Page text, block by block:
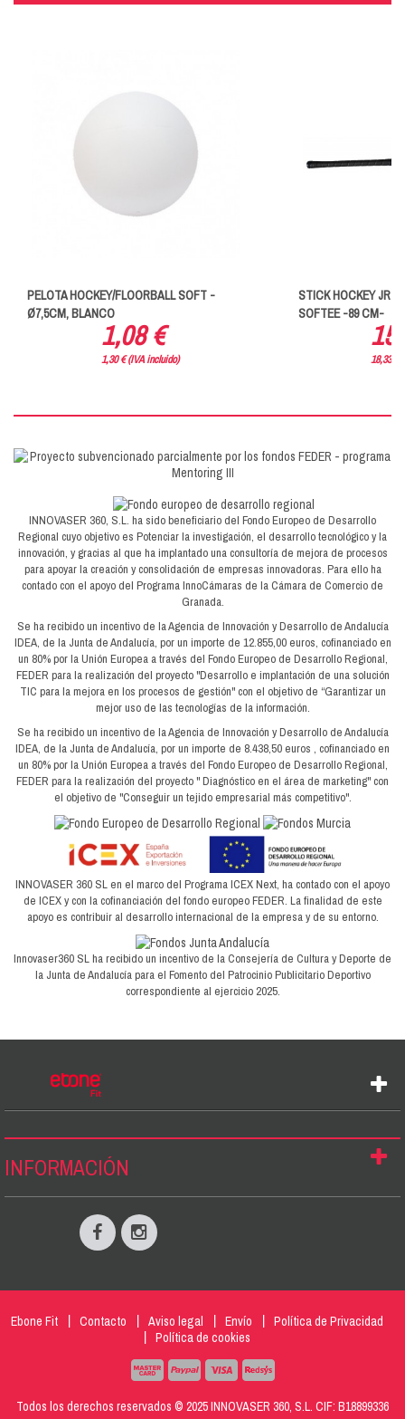
PELOTA HOCKEY/FLOORBALL SOFT -
Ø7,5CM, BLANCO
1,08 €
1,30 € (IVA incluido)
STICK HOCKEY JR
SOFTEE -89 CM-
18,33 €
INNOVASER 360, S.L. ha sido beneficiario del Fondo Europeo de Desarrollo
Regional cuyo objetivo es Potenciar la investigación, el desarrollo tecnológico y la
innovación, y gracias al que ha implantado una consultoría de mejora de procesos
para apoyar la creación y consolidación de empresas innovadoras. Para ello ha
contado con el apoyo del Programa InnoCámaras de la Cámara de Comercio de
Granada.
Se ha recibido un incentivo de la Agencia de Innovación y Desarrollo de Andalucía
IDEA, de la Junta de Andalucía, por un importe de 12.855,00 euros, cofinanciado en
un 80% por la Unión Europea a través del Fondo Europeo de Desarrollo Regional,
FEDER para la realización del proyecto "Desarrollo e implantación de una solución
TIC para la mejora en los procesos de gestión" con el objetivo de “Garantizar un
mejor uso de las tecnologías de la información.
Se ha recibido un incentivo de la Agencia de Innovación y Desarrollo de Andalucía
IDEA, de la Junta de Andalucía, por un importe de 8.438,50 euros , cofinanciado en
un 80% por la Unión Europea a través del Fondo Europeo de Desarrollo Regional,
FEDER para la realización del proyecto " Diagnóstico en el área de marketing" con
el objetivo de "Conseguir un tejido empresarial más competitivo".
INNOVASER 360 SL en el marco del Programa ICEX Next, ha contado con el apoyo
de ICEX y con la cofinanciación del fondo europeo FEDER. La finalidad de este
apoyo es contribuir al desarrollo internacional de la empresa y de su entorno.
Innovaser360 SL ha recibido un incentivo de la Consejería de Cultura y Deporte de
la Junta de Andalucía para el Fomento del Patrocinio Publicitario Deportivo
correspondiente al ejercicio 2025.
INFORMACIÓN
Ebone Fit Contacto Aviso legal Envío
Política de Privacidad
Política de cookies
Todos los derechos reservados © 2025 INNOVASER 360, S.L. CIF: B18899336